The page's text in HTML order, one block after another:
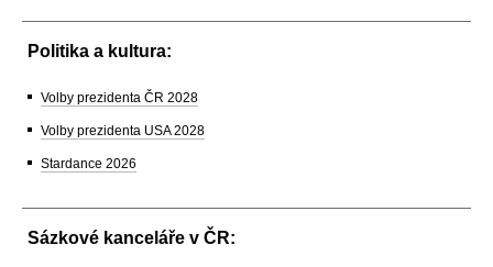
Politika a kultura:
Volby prezidenta ČR 2028
Volby prezidenta USA 2028
Stardance 2026
Sázkové kanceláře v ČR: